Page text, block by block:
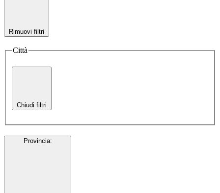
Rimuovi filtri
Città
Chiudi filtri
Provincia: